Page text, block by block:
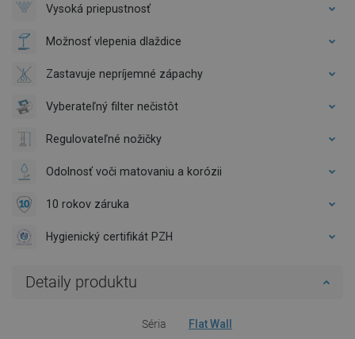
Vysoká priepustnosť
Možnosť vlepenia dlaždice
Zastavuje nepríjemné zápachy
Vyberateľný filter nečistôt
Regulovateľné nožičky
Odolnosť voči matovaniu a korózii
10 rokov záruka
Hygienický certifikát PZH
Detaily produktu
Séria Flat Wall